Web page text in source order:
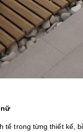
tế trong từng thiết kế,